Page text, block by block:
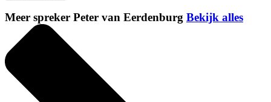
Meer spreker Peter van Eerdenburg Bekijk alles